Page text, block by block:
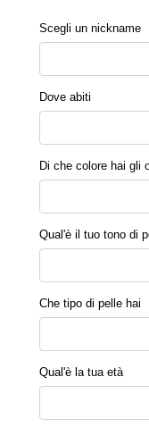
Scegli un nickname
Dove abiti
Di che colore hai gli
Qual'è il tuo tono di
Che tipo di pelle hai
Qual'è la tua età